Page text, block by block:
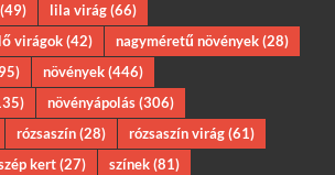
(49) lila virág(66)
virágok(42) nagyméretű növények(28)
növények(446)
növényápolás(306)
rózsaszín(28) rózsaszín virág(61)
kert(27) színek(81)